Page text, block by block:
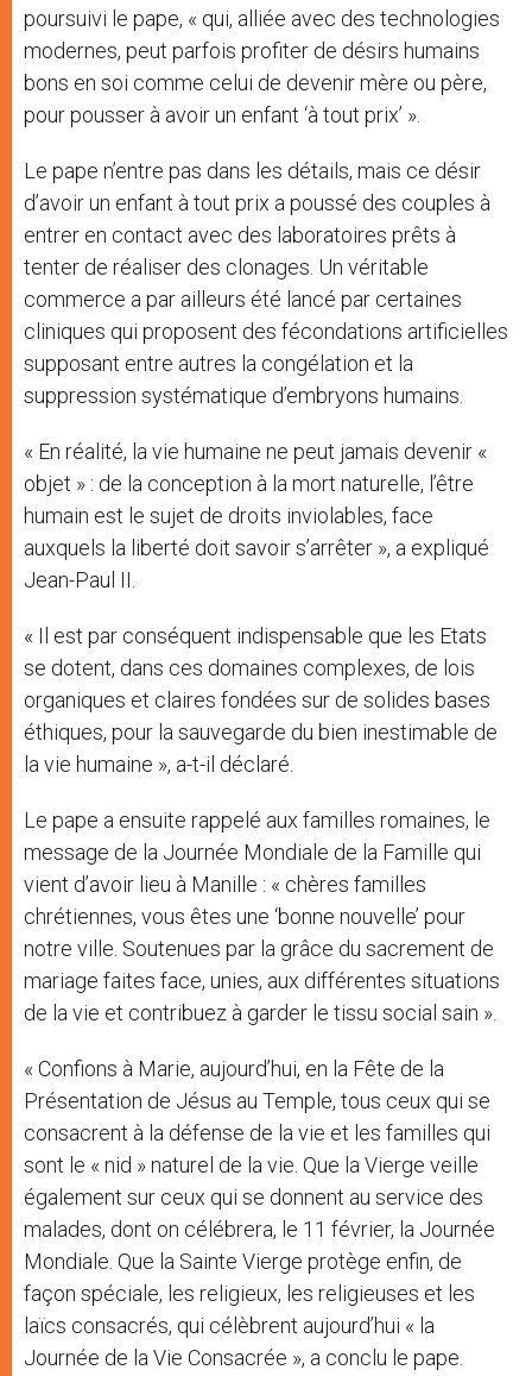
poursuivi le pape, « qui, alliée avec des technologies
modernes, peut parfois profiter de désirs humains
bons en soi comme celui de devenir mère ou père,
pour pousser à avoir un enfant ‘à tout prix’ ».
Le pape n’entre pas dans les détails, mais ce désir
d’avoir un enfant à tout prix a poussé des couples à
entrer en contact avec des laboratoires prêts à
tenter de réaliser des clonages. Un véritable
commerce a par ailleurs été lancé par certaines
cliniques qui proposent des fécondations artificielles
supposant entre autres la congélation et la
suppression systématique d’embryons humains.
« En réalité, la vie humaine ne peut jamais devenir «
objet » : de la conception à la mort naturelle, l’être
humain est le sujet de droits inviolables, face
auxquels la liberté doit savoir s’arrêter », a expliqué
Jean-Paul II.
« Il est par conséquent indispensable que les Etats
se dotent, dans ces domaines complexes, de lois
organiques et claires fondées sur de solides bases
éthiques, pour la sauvegarde du bien inestimable de
la vie humaine », a-t-il déclaré.
Le pape a ensuite rappelé aux familles romaines, le
message de la Journée Mondiale de la Famille qui
vient d’avoir lieu à Manille : « chères familles
chrétiennes, vous êtes une ‘bonne nouvelle’ pour
notre ville. Soutenues par la grâce du sacrement de
mariage faites face, unies, aux différentes situations
de la vie et contribuez à garder le tissu social sain ».
« Confions à Marie, aujourd’hui, en la Fête de la
Présentation de Jésus au Temple, tous ceux qui se
consacrent à la défense de la vie et les familles qui
sont le « nid » naturel de la vie. Que la Vierge veille
également sur ceux qui se donnent au service des
malades, dont on célébrera, le 11 février, la Journée
Mondiale. Que la Sainte Vierge protège enfin, de
façon spéciale, les religieux, les religieuses et les
laïcs consacrés, qui célèbrent aujourd’hui « la
Journée de la Vie Consacrée », a conclu le pape.